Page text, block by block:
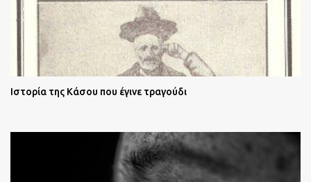
Ιστορία της Κάσου που έγινε τραγούδι